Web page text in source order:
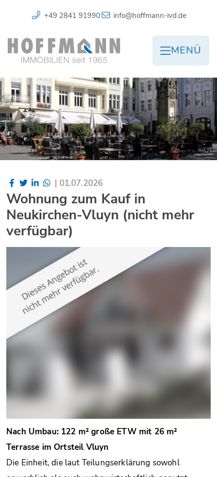
+49 2841 91990 info@hoffmann-ivd.de
MENÜ
| 01.07.2026
Wohnung zum Kauf in
Neukirchen-Vluyn (nicht mehr
verfügbar)
Nach Umbau: 122 m² große ETW mit 26 m²
Terrasse im Ortsteil Vluyn
Die Einheit, die laut Teilungserklärung sowohl